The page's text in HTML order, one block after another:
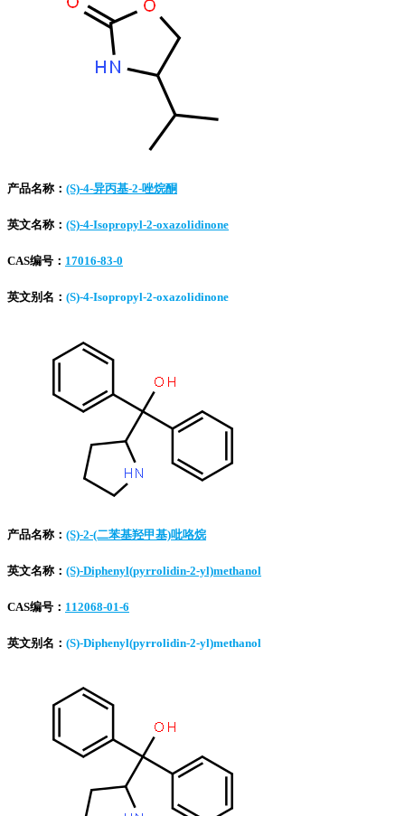
产品名称： (S)-4-异丙基-2-唑烷酮
英文名称： (S)-4-Isopropyl-2-oxazolidinone
CAS编号： 17016-83-0
英文别名： (S)-4-Isopropyl-2-oxazolidinone
产品名称： (S)-2-(二苯基羟甲基)吡咯烷
英文名称： (S)-Diphenyl(pyrrolidin-2-yl)methanol
CAS编号： 112068-01-6
英文别名： (S)-Diphenyl(pyrrolidin-2-yl)methanol